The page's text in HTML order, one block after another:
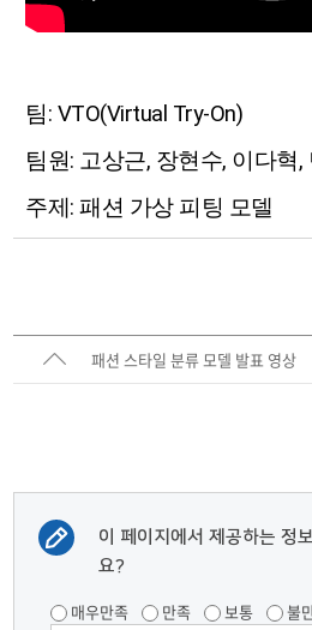
팀: VTO(Virtual Try-On)
팀원: 고상근, 장현수, 이다혁
주제: 패션 가상 피팅 모델
패션 스타일 분류 모델 발표 영상
이 페이지에서 제공하는 정
요?
매우만족 만족 보통 불